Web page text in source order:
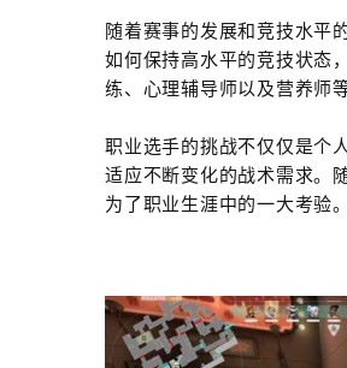
随着赛事的发展和竞技水平
如何保持高水平的竞技状态
练、心理辅导师以及营养师
职业选手的挑战不仅仅是个
适应不断变化的战术需求。
为了职业生涯中的一大考验。